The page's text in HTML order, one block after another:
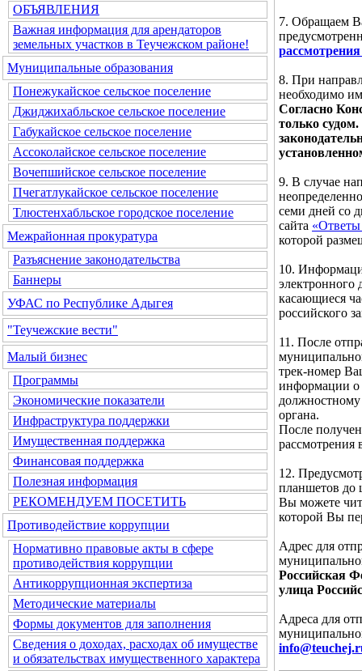
ОБЪЯВЛЕНИЯ
Важная информация для арендаторов
земельных участков в Теучежском районе!
Муниципальные образования
Понежукайское сельское поселение
Джиджихабльское сельское поселение
Габукайское сельское поселение
Ассоколайское сельское поселение
Вочепшийское сельское поселение
Пчегатлукайское сельское поселение
Тлюстенхабльское городское поселение
Межрайонная прокуратура
Разъяснение законодательства
Баннеры
УФАС по Республике Адыгея
"Теучежские вести"
Малый бизнес
Программы
Экономические показатели
Инфраструктура поддержки
Имущественная поддержка
Финансовая поддержка
Полезная информация
РЕКОМЕНДУЕМ ПОСЕТИТЬ
Противодействие коррупции
Нормативно правовые акты в сфере
противодействия коррупции
Антикоррупционная экспертиза
Методические материалы
Формы документов для заполнения
Сведения о доходах, расходах об имуществе
и обязательствах имущественного характера
7. Обращаем
8. При
необходимо
Согласно
только
9. В случае
семи дней со
сайта «Ответы
которой
10.
электронного
касающиеся
российского
11. После
трек-номер
информации о
должностному
органа.
После
рассмотрения
12.
планшетов до
Вы можете
которой Вы
Адрес для
Российская
улица
Адреса для